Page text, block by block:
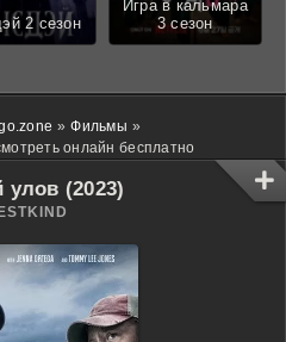
2 сезон
Игра в кальмара
3 сезон
» Фильмы »
онлайн бесплатно
улов (2023)